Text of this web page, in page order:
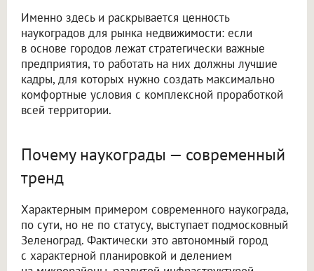
Именно здесь и раскрывается ценность
наукоградов для рынка недвижимости: если
в основе городов лежат стратегически важные
предприятия, то работать на них должны лучшие
кадры, для которых нужно создать максимально
комфортные условия с комплексной проработкой
всей территории.
Почему наукограды — современный
тренд
Характерным примером современного наукограда,
по сути, но не по статусу, выступает подмосковный
Зеленоград. Фактически это автономный город
с характерной планировкой и делением